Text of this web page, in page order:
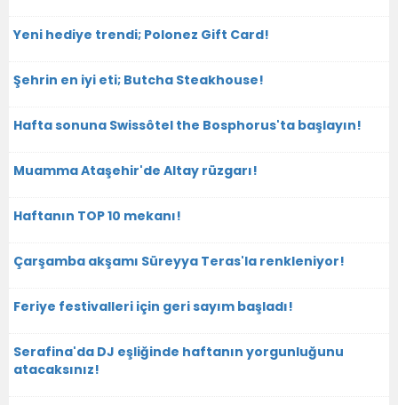
Yeni hediye trendi; Polonez Gift Card!
Şehrin en iyi eti; Butcha Steakhouse!
Hafta sonuna Swissôtel the Bosphorus'ta başlayın!
Muamma Ataşehir'de Altay rüzgarı!
Haftanın TOP 10 mekanı!
Çarşamba akşamı Süreyya Teras'la renkleniyor!
Feriye festivalleri için geri sayım başladı!
Serafina'da DJ eşliğinde haftanın yorgunluğunu
atacaksınız!